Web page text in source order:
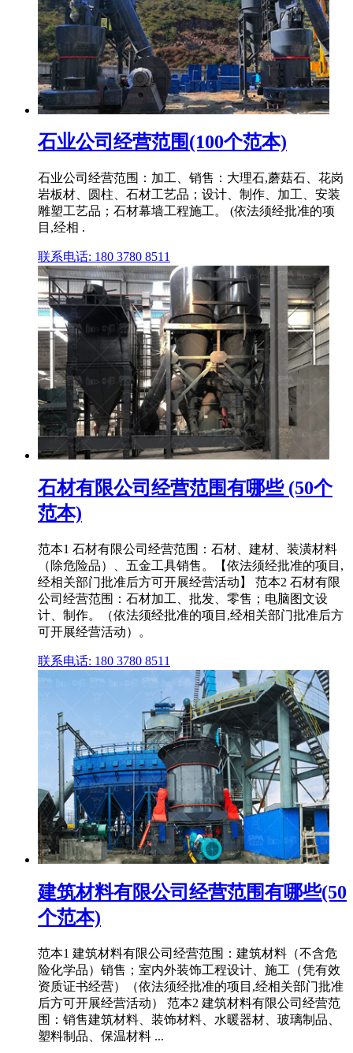
石业公司经营范围(100个范本)
石业公司经营范围：加工、销售：大理石,蘑菇石、花岗
岩板材、圆柱、石材工艺品；设计、制作、加工、安装
雕塑工艺品；石材幕墙工程施工。 (依法须经批准的项
目,经相 .
联系电话: 180 3780 8511
石材有限公司经营范围有哪些 (50个
范本)
范本1 石材有限公司经营范围：石材、建材、装潢材料
（除危险品）、五金工具销售。【依法须经批准的项目,
经相关部门批准后方可开展经营活动】 范本2 石材有限
公司经营范围：石材加工、批发、零售；电脑图文设
计、制作。（依法须经批准的项目,经相关部门批准后方
可开展经营活动）。
联系电话: 180 3780 8511
建筑材料有限公司经营范围有哪些(50
个范本)
范本1 建筑材料有限公司经营范围：建筑材料（不含危
险化学品）销售；室内外装饰工程设计、施工（凭有效
资质证书经营）（依法须经批准的项目,经相关部门批准
后方可开展经营活动） 范本2 建筑材料有限公司经营范
围：销售建筑材料、装饰材料、水暖器材、玻璃制品、
塑料制品、保温材料 ...